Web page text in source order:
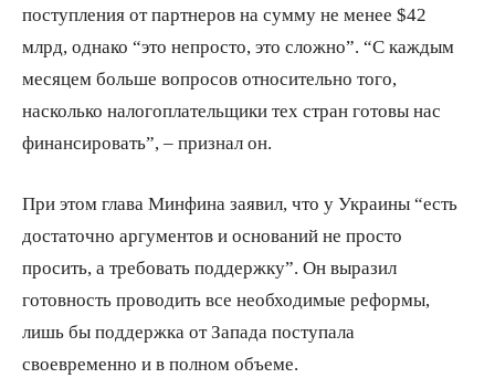
поступления от партнеров на сумму не менее $42
млрд, однако “это непросто, это сложно”. “С каждым
месяцем больше вопросов относительно того,
насколько налогоплательщики тех стран готовы нас
финансировать”, – признал он.
При этом глава Минфина заявил, что у Украины “есть
достаточно аргументов и оснований не просто
просить, а требовать поддержку”. Он выразил
готовность проводить все необходимые реформы,
лишь бы поддержка от Запада поступала
своевременно и в полном объеме.